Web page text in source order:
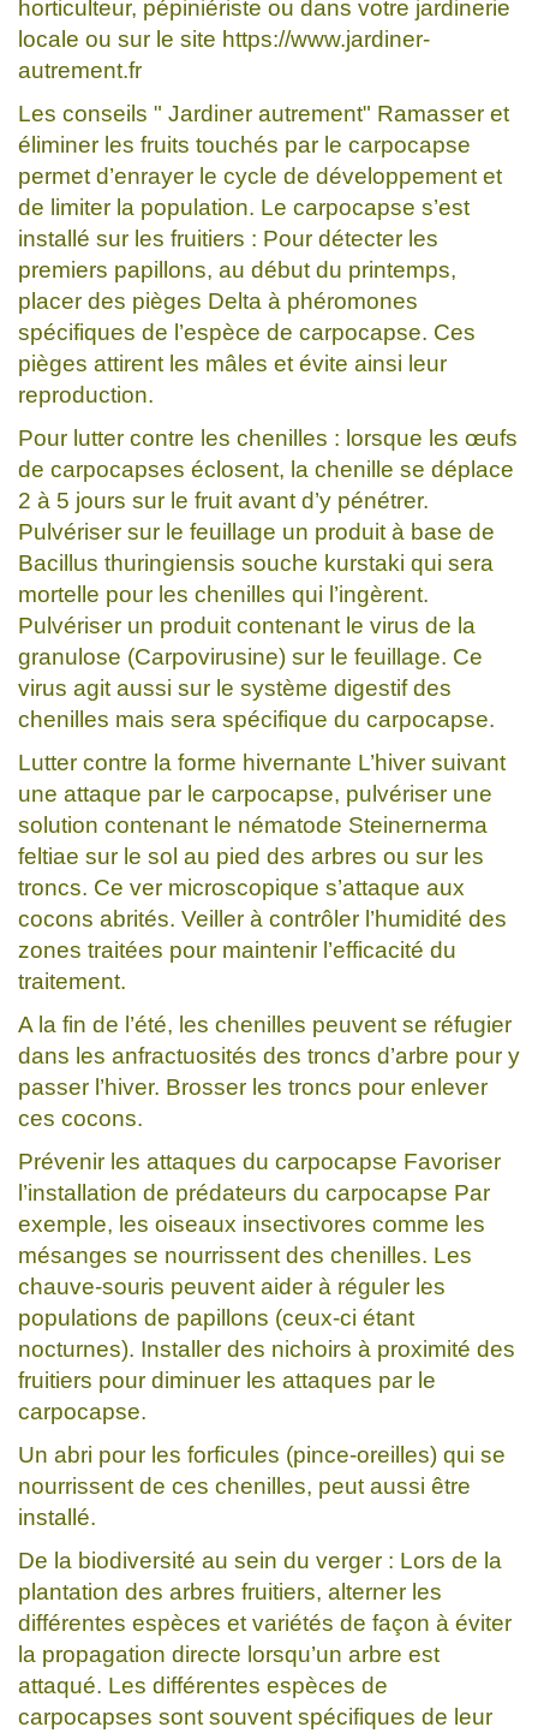
horticulteur, pépiniériste ou dans votre jardinerie
locale ou sur le site https://www.jardiner-
autrement.fr
Les conseils " Jardiner autrement" Ramasser et
éliminer les fruits touchés par le carpocapse
permet d’enrayer le cycle de développement et
de limiter la population. Le carpocapse s’est
installé sur les fruitiers : Pour détecter les
premiers papillons, au début du printemps,
placer des pièges Delta à phéromones
spécifiques de l’espèce de carpocapse. Ces
pièges attirent les mâles et évite ainsi leur
reproduction.
Pour lutter contre les chenilles : lorsque les œufs
de carpocapses éclosent, la chenille se déplace
2 à 5 jours sur le fruit avant d’y pénétrer.
Pulvériser sur le feuillage un produit à base de
Bacillus thuringiensis souche kurstaki qui sera
mortelle pour les chenilles qui l’ingèrent.
Pulvériser un produit contenant le virus de la
granulose (Carpovirusine) sur le feuillage. Ce
virus agit aussi sur le système digestif des
chenilles mais sera spécifique du carpocapse.
Lutter contre la forme hivernante L’hiver suivant
une attaque par le carpocapse, pulvériser une
solution contenant le nématode Steinernerma
feltiae sur le sol au pied des arbres ou sur les
troncs. Ce ver microscopique s’attaque aux
cocons abrités. Veiller à contrôler l’humidité des
zones traitées pour maintenir l’efficacité du
traitement.
A la fin de l’été, les chenilles peuvent se réfugier
dans les anfractuosités des troncs d’arbre pour y
passer l’hiver. Brosser les troncs pour enlever
ces cocons.
Prévenir les attaques du carpocapse Favoriser
l’installation de prédateurs du carpocapse Par
exemple, les oiseaux insectivores comme les
mésanges se nourrissent des chenilles. Les
chauve-souris peuvent aider à réguler les
populations de papillons (ceux-ci étant
nocturnes). Installer des nichoirs à proximité des
fruitiers pour diminuer les attaques par le
carpocapse.
Un abri pour les forficules (pince-oreilles) qui se
nourrissent de ces chenilles, peut aussi être
installé.
De la biodiversité au sein du verger : Lors de la
plantation des arbres fruitiers, alterner les
différentes espèces et variétés de façon à éviter
la propagation directe lorsqu’un arbre est
attaqué. Les différentes espèces de
carpocapses sont souvent spécifiques de leur